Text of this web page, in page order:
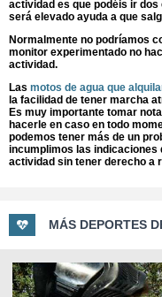
actividad es que podéis ir
será elevado ayuda a que
Normalmente no podríamos
monitor experimentado no
actividad.
Las motos de agua que
la facilidad de tener marcha
Es muy importante tomar
hacerle en caso en todo
podemos tener más de un
incumplimos las indicaciones
actividad sin tener derecho a
MÁS DEPORTES